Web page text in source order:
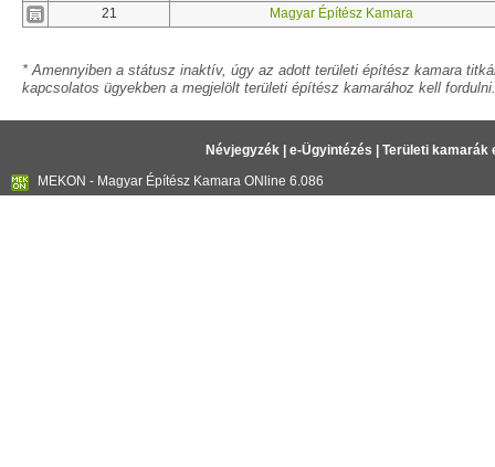
21
Magyar Építész Kamara
* Amennyiben a státusz inaktív, úgy az adott területi építész kamara
kapcsolatos ügyekben a megjelölt területi építész kamarához kell fordulni.
Névjegyzék| e-Ügyintézés
Területi kamarák
MEKON - Magyar Építész Kamara ONline 6.086